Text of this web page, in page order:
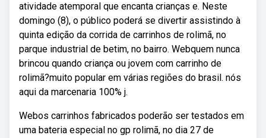
atividade atemporal que encanta crianças e. Neste
domingo (8), o público poderá se divertir assistindo à
quinta edição da corrida de carrinhos de rolimã, no
parque industrial de betim, no bairro. Webquem nunca
brincou quando criança ou jovem com carrinho de
rolimã?muito popular em várias regiões do brasil. nós
aqui da marcenaria 100% j.
Webos carrinhos fabricados poderão ser testados em
uma bateria especial no gp rolimã, no dia 27 de